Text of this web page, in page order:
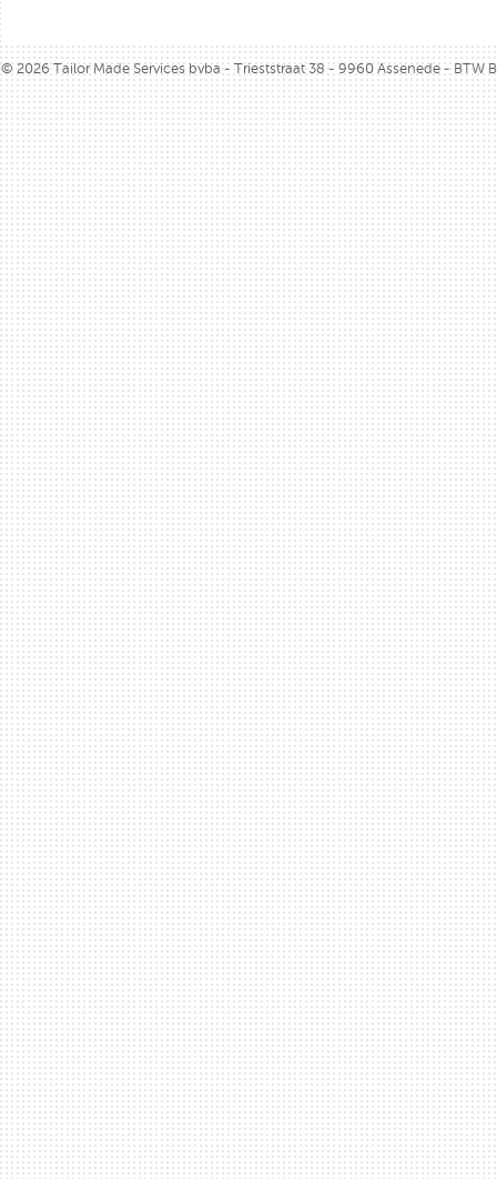
© 2026 Tailor Made Services bvba - Trieststraat 38 - 9960 Assenede - BTW